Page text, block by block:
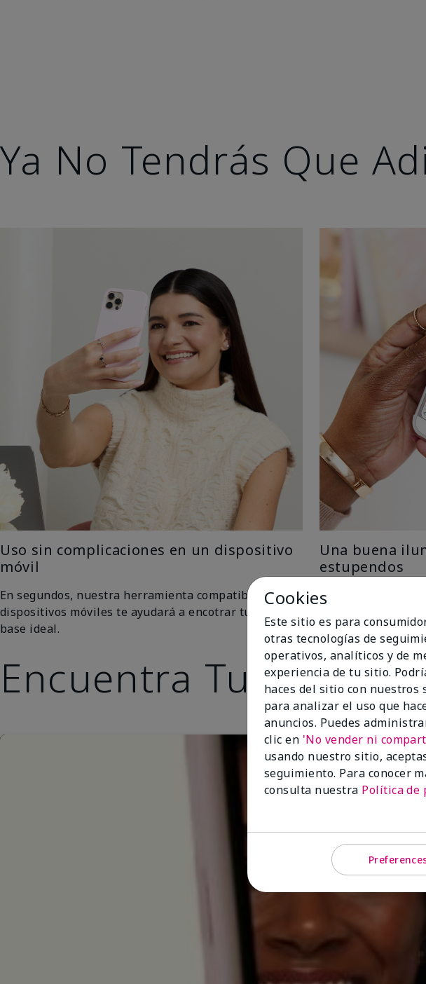
Ya No Tendrás Que
Uso sin complicaciones en un dispositivo
móvil
En segundos, nuestra herramienta compatible con
dispositivos móviles te ayudará a encotrar tu tono de
base ideal.
Una buena
estupendos
Nuestra
ventana para una
obtén los mejores
Encuentra Tu Tono
Cookies
Este sitio es para
otras tecnologías de
operativos, analíticos y de
experiencia de tu sitio.
haces del sitio con nuestros
para analizar el uso que
anuncios. Puedes
clic en 'No vender ni
usando nuestro sitio,
seguimiento. Para conocer
consulta nuestra Política de